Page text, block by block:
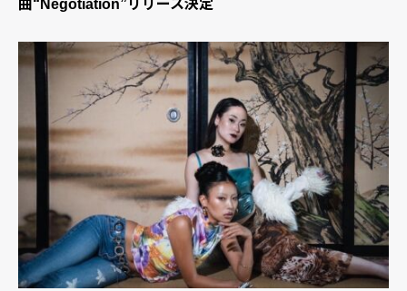
曲“Negotiation”リリース決定